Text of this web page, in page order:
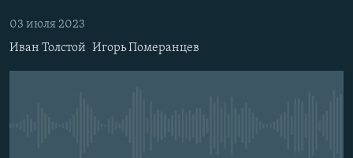
поиску
СЕВЕР.РЕАЛИИ
СИБИРЬ.РЕАЛИИ
03 июля 2023
Иван Толстой Игорь Померанцев